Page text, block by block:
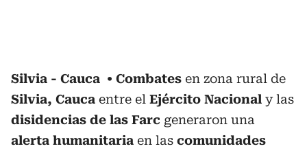
Silvia - Cauca Combates en zona rural de
Silvia, Cauca entre el Ejército Nacional y las
disidencias de las Farc generaron una
alerta humanitaria en las comunidades